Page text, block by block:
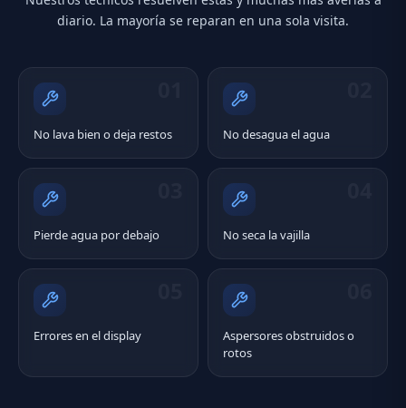
diario. La mayoría se reparan en una sola visita.
No lava bien o deja restos No desagua el agua
Pierde agua por debajo No seca la vajilla
Errores en el display
Aspersores obstruidos o
rotos